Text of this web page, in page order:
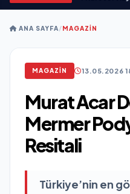
ANA SAYFA/MAGAZIN
MAGAZIN 13.05.2026
Murat Acar
Mermer
Resitali
Türkiye’nin en